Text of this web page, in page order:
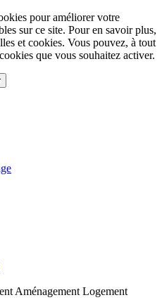
pour améliorer votre
sur ce site. Pour en savoir plus,
et cookies. Vous pouvez, à tout
que vous souhaitez activer.
Aménagement Logement